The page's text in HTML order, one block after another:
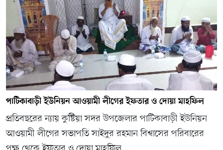
পাটিকাবাড়ী ইউনিয়ন আওয়ামী লীগের ইফতার ও দোয়া মাহফিল
প্রতিবছরের ন্যায় কুষ্টিয়া সদর উপজেলার পাটিকাবাড়ী ইউনিয়ন
আওয়ামী লীগের সভাপতি সাইদুর রহমান বিশ্বাসের পরিবারের